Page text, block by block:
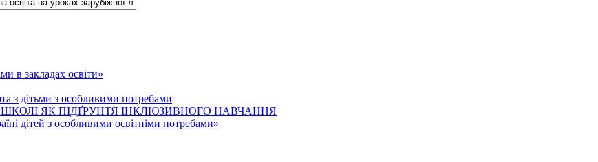
в закладах освіти»
з дітьми з особливими потребами
ЯК ПІДҐРУНТЯ ІНКЛЮЗИВНОГО НАВЧАННЯ
дітей з особливими освітніми потребами»